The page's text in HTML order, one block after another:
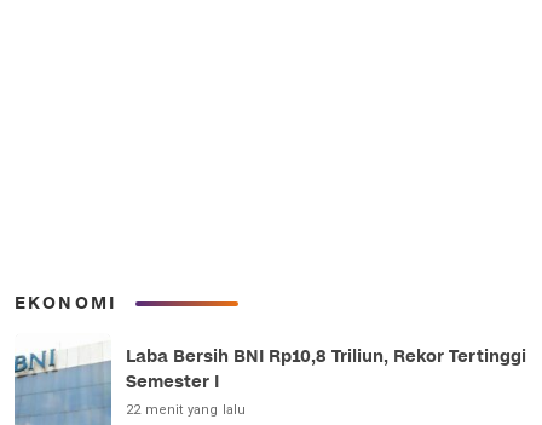
EKONOMI
Laba Bersih BNI Rp10,8 Triliun, Rekor Tertinggi
Semester I
22 menit yang lalu